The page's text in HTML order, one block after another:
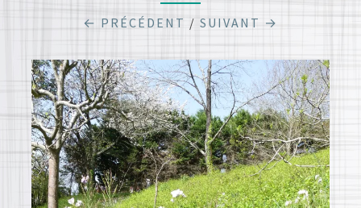
← PRÉCÉDENT / SUIVANT →